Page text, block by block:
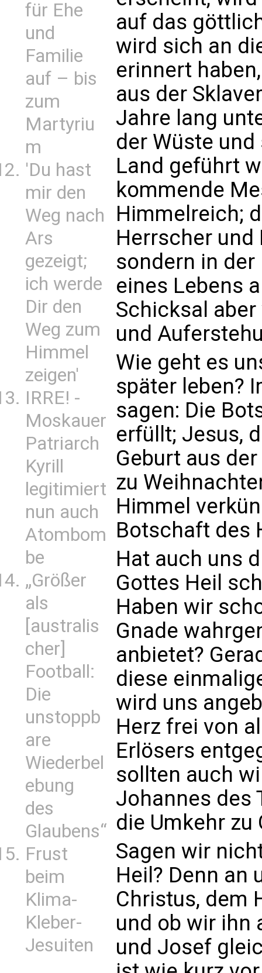
für Ehe
und
Familie
auf – bis
zum
Martyriu
m
'Du hast
mir den
Weg nach
Ars
gezeigt;
ich werde
Dir den
Weg zum
Himmel
zeigen'
IRRE! -
Moskauer
Patriarch
Kyrill
legitimiert
nun auch
Atombom
be
„Größer
als
[australis
cher]
Football:
Die
unstoppb
are
Wiederbel
ebung
des
Glaubens“
Frust
beim
Klima-
Kleber-
Jesuiten
auf das
wird sich an
erinnert
aus der
Jahre lang
der Wüste
Land geführt
kommende
Himmelreich;
Herrscher
sondern in
eines Lebens
Schicksal
und
Wie geht es
später leben?
sagen: Die
erfüllt; Jesus,
Geburt aus
zu
Himmel
Botschaft des
Hat auch uns
Gottes Heil
Haben wir
Gnade
anbietet?
diese
wird uns
Herz frei von
Erlösers
sollten auch
Johannes des
die Umkehr
Sagen wir
Heil? Denn an
Christus, dem
und ob wir ihn
und Josef